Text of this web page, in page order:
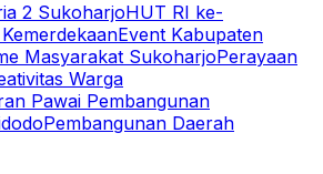
2 SukoharjoHUT RI ke-
Event Kabupaten
Masyarakat SukoharjoPerayaan
Warga
Pawai Pembangunan
Pembangunan Daerah